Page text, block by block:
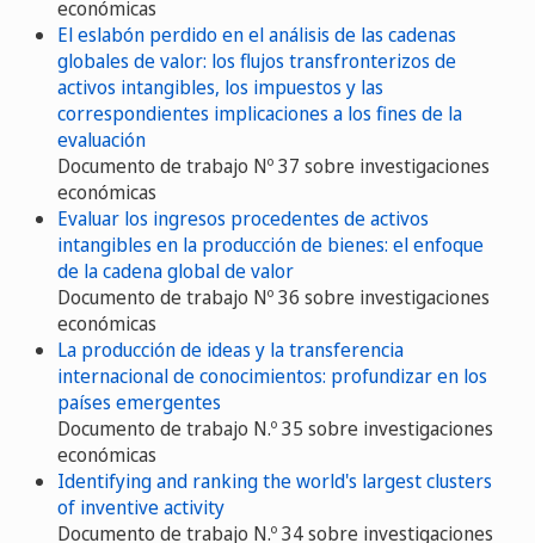
económicas
El eslabón perdido en el análisis de las cadenas
globales de valor: los flujos transfronterizos de
activos intangibles, los impuestos y las
correspondientes implicaciones a los fines de la
evaluación
Documento de trabajo Nº 37 sobre investigaciones
económicas
Evaluar los ingresos procedentes de activos
intangibles en la producción de bienes: el enfoque
de la cadena global de valor
Documento de trabajo Nº 36 sobre investigaciones
económicas
La producción de ideas y la transferencia
internacional de conocimientos: profundizar en los
países emergentes
Documento de trabajo N.º 35 sobre investigaciones
económicas
Identifying and ranking the world's largest clusters
of inventive activity
Documento de trabajo N.º 34 sobre investigaciones